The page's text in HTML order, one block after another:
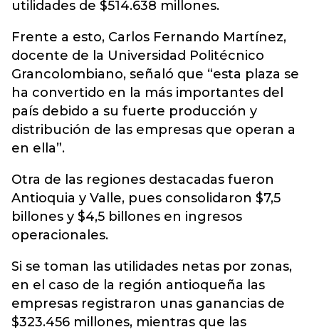
utilidades de $514.638 millones.
Frente a esto, Carlos Fernando Martínez,
docente de la Universidad Politécnico
Grancolombiano, señaló que “esta plaza se
ha convertido en la más importantes del
país debido a su fuerte producción y
distribución de las empresas que operan a
en ella”.
Otra de las regiones destacadas fueron
Antioquia y Valle, pues consolidaron $7,5
billones y $4,5 billones en ingresos
operacionales.
Si se toman las utilidades netas por zonas,
en el caso de la región antioqueña las
empresas registraron unas ganancias de
$323.456 millones, mientras que las